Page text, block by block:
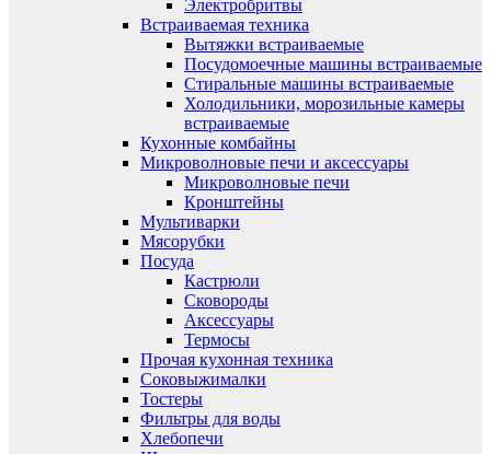
Электробритвы
Встраиваемая техника
Вытяжки встраиваемые
Посудомоечные машины встраиваемые
Стиральные машины встраиваемые
Холодильники, морозильные камеры
встраиваемые
Кухонные комбайны
Микроволновые печи и аксессуары
Микроволновые печи
Кронштейны
Мультиварки
Мясорубки
Посуда
Кастрюли
Сковороды
Аксессуары
Термосы
Прочая кухонная техника
Соковыжималки
Тостеры
Фильтры для воды
Хлебопечи